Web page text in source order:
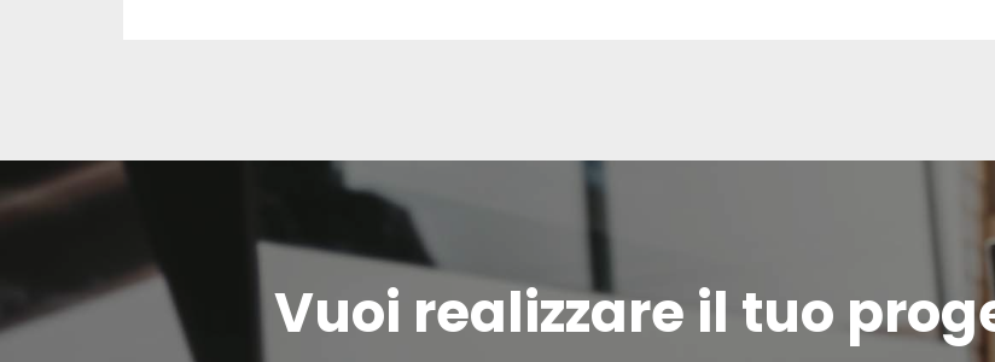
Vuoi realizzare il tuo